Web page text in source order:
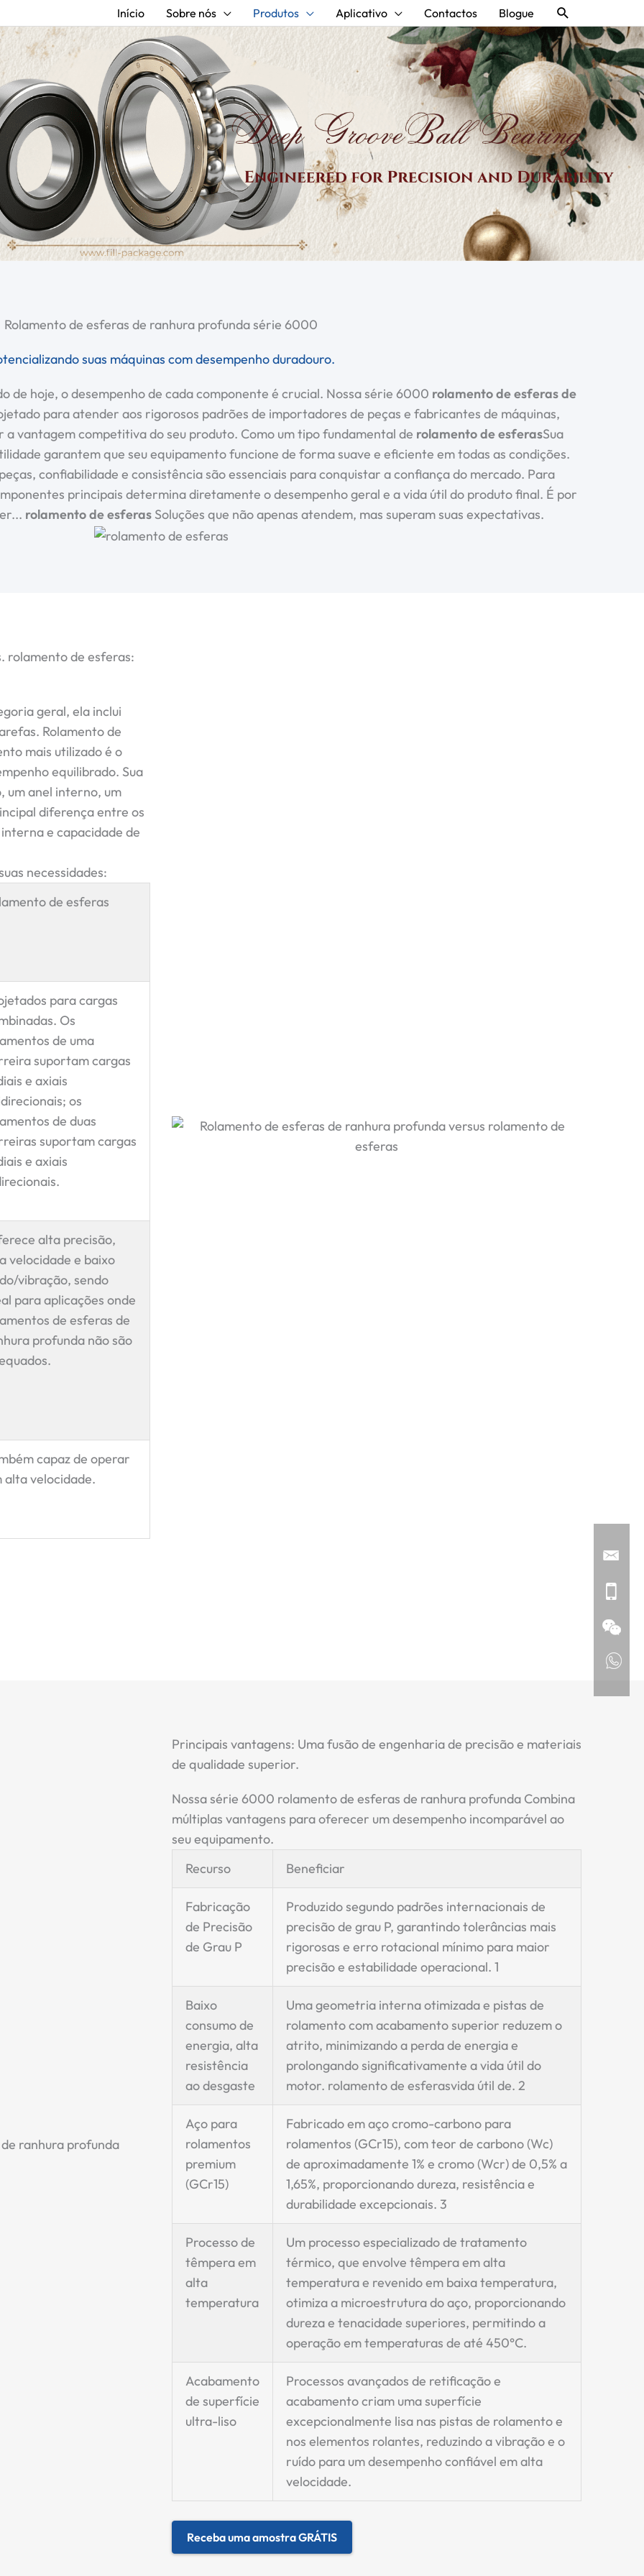
Início Sobre nós Produtos Aplicativo Contactos Blogue Procurar
Rolamento de esferas de ranhura profunda série 6000
suas máquinas com desempenho duradouro.
de hoje, o desempenho de cada componente é crucial. Nossa série 6000 rolamento de esferas de
para atender aos rigorosos padrões de importadores de peças e fabricantes de máquinas,
vantagem competitiva do seu produto. Como um tipo fundamental de rolamento de esferasSua
garantem que seu equipamento funcione de forma suave e eficiente em todas as condições.
confiabilidade e consistência são essenciais para conquistar a confiança do mercado. Para
principais determina diretamente o desempenho geral e a vida útil do produto final. É por
rolamento de esferas Soluções que não apenas atendem, mas superam suas expectativas.
rolamento de esferas:
geral, ela inclui
Rolamento de
mais utilizado é o
equilibrado. Sua
um anel interno, um
diferença entre os
e capacidade de
necessidades:
de esferas
para cargas
Os
de uma
suportam cargas
e axiais
os
de duas
suportam cargas
e axiais
alta precisão,
velocidade e baixo
vibração, sendo
para aplicações onde
de esferas de
profunda não são
capaz de operar
alta velocidade.
Principais vantagens: Uma fusão de engenharia de precisão e materiais
de qualidade superior.
Nossa série 6000 rolamento de esferas de ranhura profunda Combina
múltiplas vantagens para oferecer um desempenho incomparável ao
seu equipamento.
Recurso
Beneficiar
Fabricação
de Precisão
de Grau P
Produzido segundo padrões internacionais de
precisão de grau P, garantindo tolerâncias mais
rigorosas e erro rotacional mínimo para maior
precisão e estabilidade operacional. 1
Baixo
consumo de
energia, alta
resistência
ao desgaste
Uma geometria interna otimizada e pistas de
rolamento com acabamento superior reduzem o
atrito, minimizando a perda de energia e
prolongando significativamente a vida útil do
motor. rolamento de esferasvida útil de. 2
Aço para
rolamentos
premium
(GCr15)
Fabricado em aço cromo-carbono para
rolamentos (GCr15), com teor de carbono (Wc)
de aproximadamente 1% e cromo (Wcr) de 0,5% a
1,65%, proporcionando dureza, resistência e
durabilidade excepcionais. 3
Processo de
têmpera em
alta
temperatura
Um processo especializado de tratamento
térmico, que envolve têmpera em alta
temperatura e revenido em baixa temperatura,
otimiza a microestrutura do aço, proporcionando
dureza e tenacidade superiores, permitindo a
operação em temperaturas de até 450°C.
Acabamento
de superfície
ultra-liso
Processos avançados de retificação e
acabamento criam uma superfície
excepcionalmente lisa nas pistas de rolamento e
nos elementos rolantes, reduzindo a vibração e o
ruído para um desempenho confiável em alta
velocidade.
Receba uma amostra GRÁTIS